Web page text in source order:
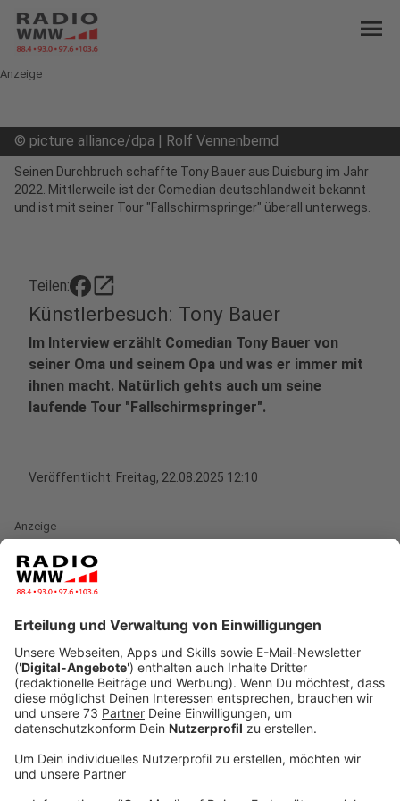
menu
Anzeige
© picture alliance/dpa | Rolf Vennenbernd
Seinen Durchbruch schaffte Tony Bauer aus Duisburg im Jahr
2022. Mittlerweile ist der Comedian deutschlandweit bekannt
und ist mit seiner Tour "Fallschirmspringer" überall unterwegs.
Teilen: open_in_new
Künstlerbesuch: Tony Bauer
Im Interview erzählt Comedian Tony Bauer von
seiner Oma und seinem Opa und was er immer mit
ihnen macht. Natürlich gehts auch um seine
laufende Tour "Fallschirmspringer".
Veröffentlicht: Freitag, 22.08.2025 12:10
Anzeige